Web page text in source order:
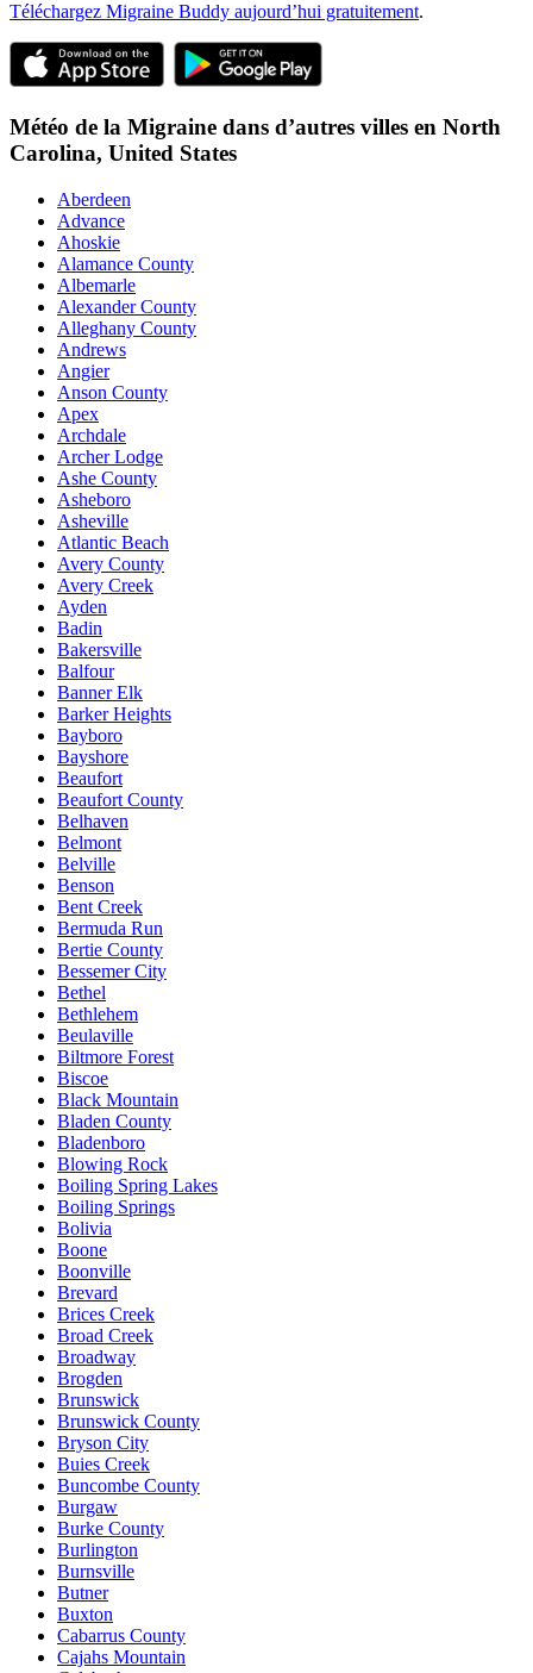
Téléchargez Migraine Buddy aujourd’hui gratuitement.
Météo de la Migraine dans d’autres villes en North
Carolina, United States
Aberdeen
Advance
Ahoskie
Alamance County
Albemarle
Alexander County
Alleghany County
Andrews
Angier
Anson County
Apex
Archdale
Archer Lodge
Ashe County
Asheboro
Asheville
Atlantic Beach
Avery County
Avery Creek
Ayden
Badin
Bakersville
Balfour
Banner Elk
Barker Heights
Bayboro
Bayshore
Beaufort
Beaufort County
Belhaven
Belmont
Belville
Benson
Bent Creek
Bermuda Run
Bertie County
Bessemer City
Bethel
Bethlehem
Beulaville
Biltmore Forest
Biscoe
Black Mountain
Bladen County
Bladenboro
Blowing Rock
Boiling Spring Lakes
Boiling Springs
Bolivia
Boone
Boonville
Brevard
Brices Creek
Broad Creek
Broadway
Brogden
Brunswick
Brunswick County
Bryson City
Buies Creek
Buncombe County
Burgaw
Burke County
Burlington
Burnsville
Butner
Buxton
Cabarrus County
Cajahs Mountain